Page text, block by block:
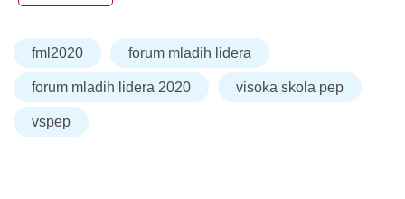
fml2020 forum mladih lidera
forum mladih lidera 2020 visoka skola pep
vspep